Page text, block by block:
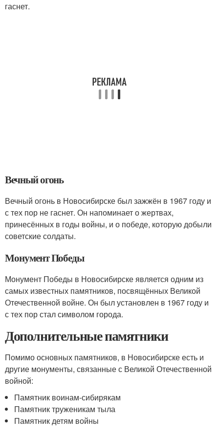
гаснет.
Вечный огонь
Вечный огонь в Новосибирске был зажжён в 1967 году и
с тех пор не гаснет. Он напоминает о жертвах,
принесённых в годы войны, и о победе, которую добыли
советские солдаты.
Монумент Победы
Монумент Победы в Новосибирске является одним из
самых известных памятников, посвящённых Великой
Отечественной войне. Он был установлен в 1967 году и
с тех пор стал символом города.
Дополнительные памятники
Помимо основных памятников, в Новосибирске есть и
другие монументы, связанные с Великой Отечественной
войной:
Памятник воинам-сибирякам
Памятник труженикам тыла
Памятник детям войны